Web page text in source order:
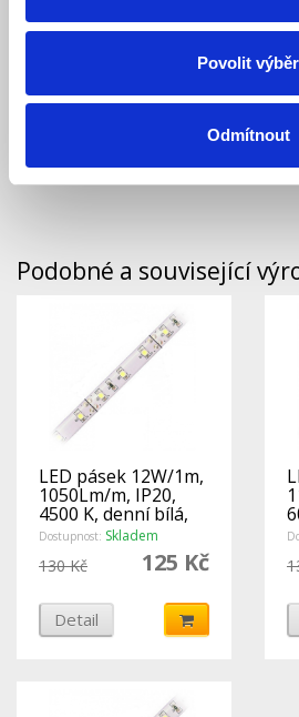
Povolit výběr
Odmítnout
Možnost odmotání LED pásku
délky 1m a jeho násobku.
Upozornění „LED pásky, které si
na míru nelze vracet zpět.“
Podobné a související
LED pásek 12W/1m,
1050Lm/m, IP20,
4500 K, denní bílá,
12V
Dostupnost: Skladem
125 Kč
130 Kč
Detail